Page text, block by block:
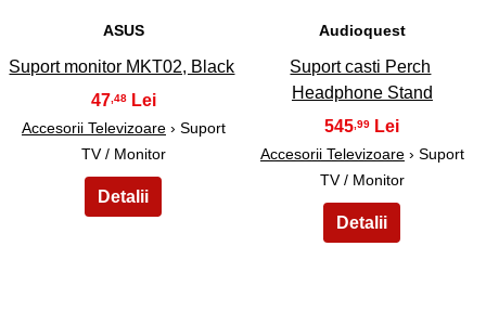
ASUS
Suport monitor MKT02, Black
47,48
Accesorii Televizoare› Suport
TV / Monitor
Audioquest
Suport casti Perch
Headphone Stand
545 ,99
Accesorii Televizoare› Suport
TV / Monitor